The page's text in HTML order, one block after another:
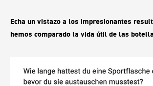
Echa un vistazo a los impresionantes
hemos comparado la vida útil de las